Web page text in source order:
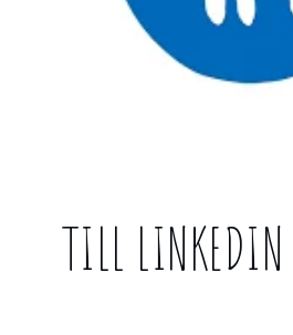
TILL LINKEDIN